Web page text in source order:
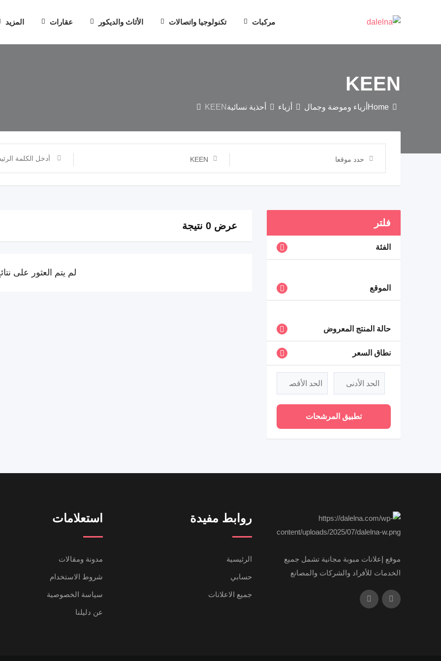
مركبات تكنولوجيا واتصالات الأثاث والديكور عقارات المزيد
KEEN
Home أزياء وموضة وجمال أزياء أحذية نسائية KEEN
حدد موقعا KEEN
فلتر
الفئة
الموقع
حالة المنتج المعروض
نطاق السعر
تطبيق المرشحات
عرض 0 نتيجة
لم يتم العثور على
موقع إعلانات مبوبة مجانية تشمل جميع
الخدمات للأفراد والشركات والمصانع
روابط مفيدة
الرئيسية
حسابي
جميع الاعلانات
استعلامات
مدونة ومقالات
شروط الاستخدام
سياسة الخصوصية
عن دليلنا